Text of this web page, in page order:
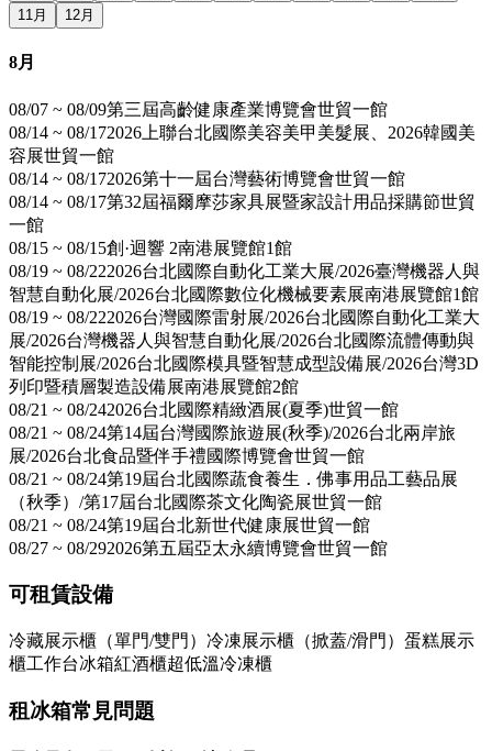
11月
12月
8月
08/07 ~ 08/09第三屆高齡健康產業博覽會世貿一館
08/14 ~ 08/172026上聯台北國際美容美甲美髮展、2026韓國美
容展世貿一館
08/14 ~ 08/172026第十一屆台灣藝術博覽會世貿一館
08/14 ~ 08/17第32屆福爾摩莎家具展暨家設計用品採購節世貿
一館
08/15 ~ 08/15創·迴響 2南港展覽館1館
08/19 ~ 08/222026台北國際自動化工業大展/2026臺灣機器人與
智慧自動化展/2026台北國際數位化機械要素展南港展覽館1館
08/19 ~ 08/222026台灣國際雷射展/2026台北國際自動化工業大
展/2026台灣機器人與智慧自動化展/2026台北國際流體傳動與
智能控制展/2026台北國際模具暨智慧成型設備展/2026台灣3D
列印暨積層製造設備展南港展覽館2館
08/21 ~ 08/242026台北國際精緻酒展(夏季)世貿一館
08/21 ~ 08/24第14屆台灣國際旅遊展(秋季)/2026台北兩岸旅
展/2026台北食品暨伴手禮國際博覽會世貿一館
08/21 ~ 08/24第19屆台北國際蔬食養生．佛事用品工藝品展
（秋季）/第17屆台北國際茶文化陶瓷展世貿一館
08/21 ~ 08/24第19屆台北新世代健康展世貿一館
08/27 ~ 08/292026第五屆亞太永續博覽會世貿一館
可租賃設備
冷藏展示櫃（單門/雙門） 冷凍展示櫃（掀蓋/滑門） 蛋糕展示
櫃工作台冰箱紅酒櫃超低溫冷凍櫃
租冰箱常見問題